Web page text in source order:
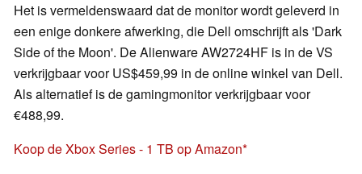
Het is vermeldenswaard dat de monitor wordt geleverd in
een enige donkere afwerking, die Dell omschrijft als 'Dark
Side of the Moon'. De Alienware AW2724HF is in de VS
verkrijgbaar voor US$459,99 in de online winkel van Dell.
Als alternatief is de gamingmonitor verkrijgbaar voor
€488,99.
Koop de Xbox Series - 1 TB op Amazon